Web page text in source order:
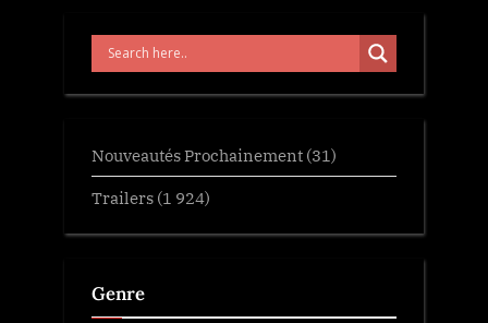
Nouveautés Prochainement (31)
Trailers (1 924)
Genre